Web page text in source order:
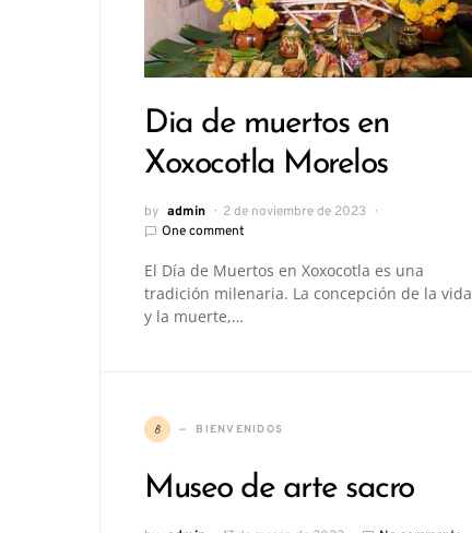
Dia de muertos en
Xoxocotla Morelos
by admin
2 de noviembre de 2023
One comment
El Día de Muertos en Xoxocotla es una
tradición milenaria. La concepción de la vida
y la muerte,…
B BIENVENIDOS
Museo de arte sacro